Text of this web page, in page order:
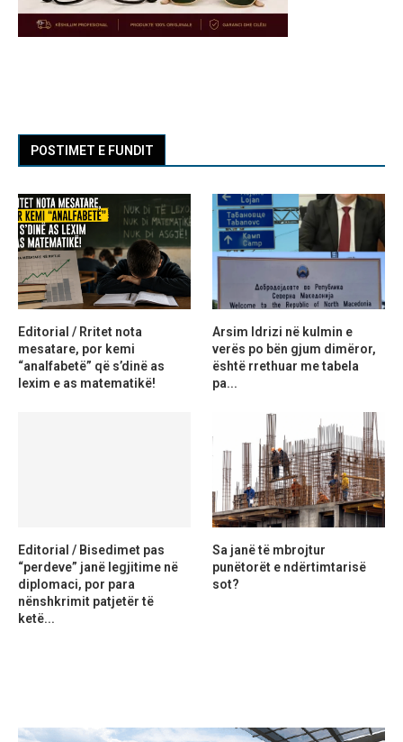
POSTIMET E FUNDIT
Editorial / Rritet nota
mesatare, por kemi
“analfabetë” që s’dinë as
lexim e as matematikë!
Arsim Idrizi në kulmin e
verës po bën gjum dimëror,
është rrethuar me tabela
pa...
Editorial / Bisedimet pas
“perdeve” janë legjitime në
diplomaci, por para
nënshkrimit patjetër të
ketë...
Sa janë të mbrojtur
punëtorët e ndërtimtarisë
sot?